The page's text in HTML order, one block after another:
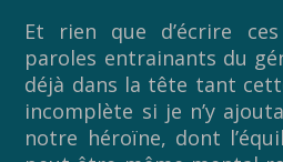
Et rien que d’écrire
paroles entrainants du
déjà dans la tête tant
incomplète si je n’y
notre héroïne, dont